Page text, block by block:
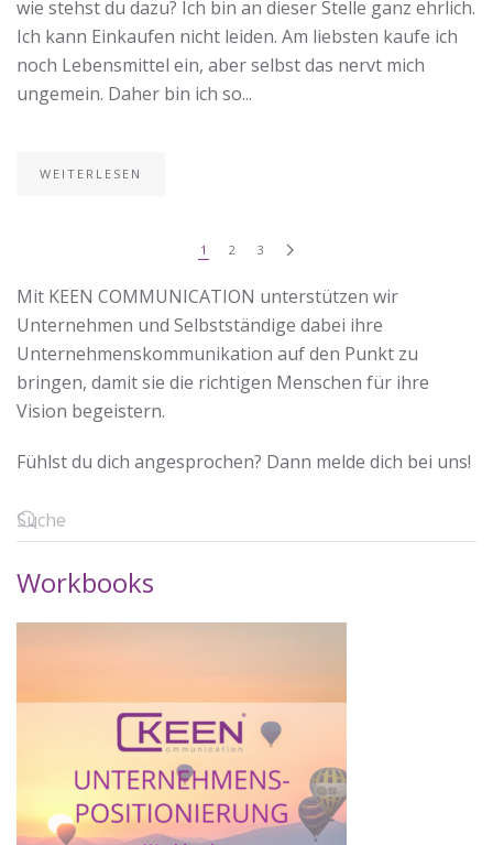
wie stehst du dazu? Ich bin an dieser Stelle ganz ehrlich.
Ich kann Einkaufen nicht leiden. Am liebsten kaufe ich
noch Lebensmittel ein, aber selbst das nervt mich
ungemein. Daher bin ich so...
WEITERLESEN
1 2 3
Mit KEEN COMMUNICATION unterstützen wir
Unternehmen und Selbstständige dabei ihre
Unternehmenskommunikation auf den Punkt zu
bringen, damit sie die richtigen Menschen für ihre
Vision begeistern.
Fühlst du dich angesprochen? Dann melde dich bei uns!
Workbooks